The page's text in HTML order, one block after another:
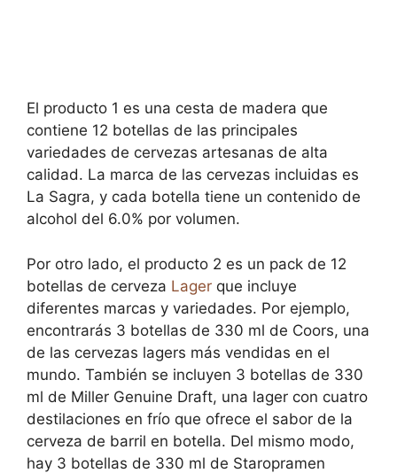
El producto 1 es una cesta de madera que
contiene 12 botellas de las principales
variedades de cervezas artesanas de alta
calidad. La marca de las cervezas incluidas es
La Sagra, y cada botella tiene un contenido de
alcohol del 6.0% por volumen.
Por otro lado, el producto 2 es un pack de 12
botellas de cerveza Lager que incluye
diferentes marcas y variedades. Por ejemplo,
encontrarás 3 botellas de 330 ml de Coors, una
de las cervezas lagers más vendidas en el
mundo. También se incluyen 3 botellas de 330
ml de Miller Genuine Draft, una lager con cuatro
destilaciones en frío que ofrece el sabor de la
cerveza de barril en botella. Del mismo modo,
hay 3 botellas de 330 ml de Staropramen